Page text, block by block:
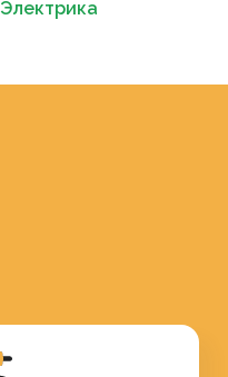
Электрика